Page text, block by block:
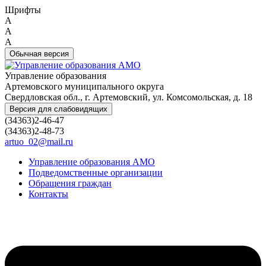
Шрифты
A
A
A
Обычная версия
Управление образования
Артемовского муниципального округа
Свердловская обл., г. Артемовский, ул. Комсомольская, д. 18
Версия для слабовидящих
(34363)2-46-47
(34363)2-48-73
artuo_02@mail.ru
Управление образования АМО
Подведомственные организации
Обращения граждан
Контакты